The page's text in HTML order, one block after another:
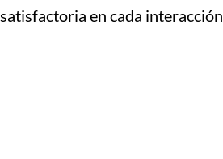
satisfactoria en cada interacción.